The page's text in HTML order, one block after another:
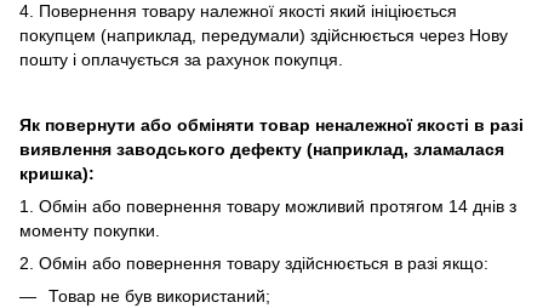
4. Повернення товару належної якості який ініціюється
покупцем (наприклад, передумали) здійснюється через Нову
пошту і оплачується за рахунок покупця.
Як повернути або обміняти товар неналежної якості в разі
виявлення заводського дефекту (наприклад, зламалася
кришка):
1. Обмін або повернення товару можливий протягом 14 днів з
моменту покупки.
2. Обмiн або повернення товару здійснюється в разі якщо:
Товар не був використаний;